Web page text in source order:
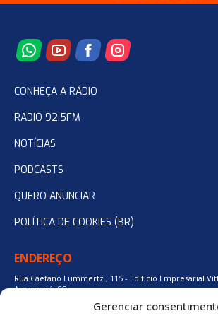
Gerenciar
CONHEÇA A RÁDIO
RADIO 92.5FM
NOTÍCIAS
PODCASTS
QUERO ANUNCIAR
POLÍTICA DE COOKIES (BR)
ENDEREÇO
Rua Caetano Lummertz , 115 - Edifício Empresarial
Araranguá, SC.